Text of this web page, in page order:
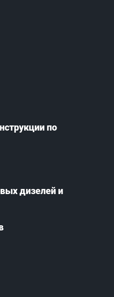
по
дизелей и